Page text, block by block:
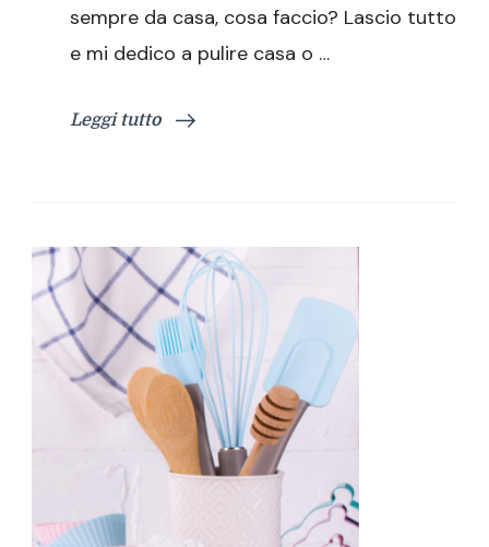
sempre da casa, cosa faccio? Lascio tutto
e mi dedico a pulire casa o …
Leggi tutto